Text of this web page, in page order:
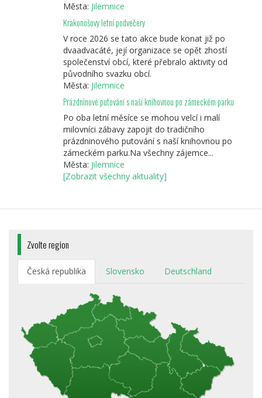
Města: Jilemnice
Krakonošovy letní podvečery
V roce 2026 se tato akce bude konat již po
dvaadvacáté, její organizace se opět zhostí
společenství obcí, které přebralo aktivity od
původního svazku obcí.
Města: Jilemnice
Prázdninové putování s naší knihovnou po zámeckém parku
Po oba letní měsíce se mohou velcí i malí
milovníci zábavy zapojit do tradičního
prázdninového putování s naší knihovnou po
zámeckém parku.Na všechny zájemce...
Města: Jilemnice
[Zobrazit všechny aktuality]
Zvolte region
Česká republika Slovensko Deutschland